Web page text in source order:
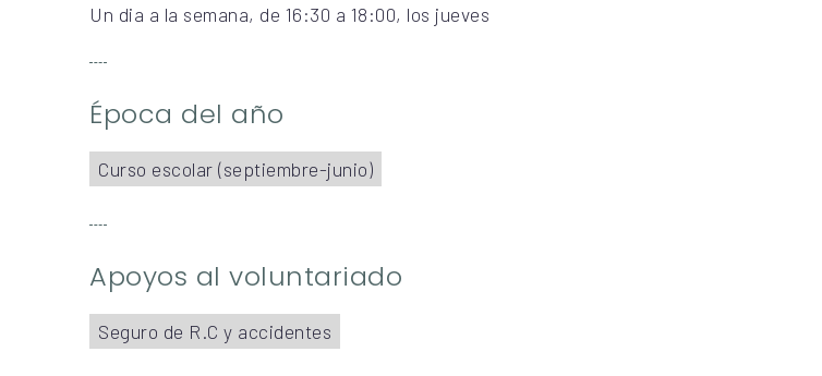
Un dia a la semana, de 16:30 a 18:00, los jueves
Época del año
Curso escolar (septiembre-junio)
Apoyos al voluntariado
Seguro de R.C y accidentes